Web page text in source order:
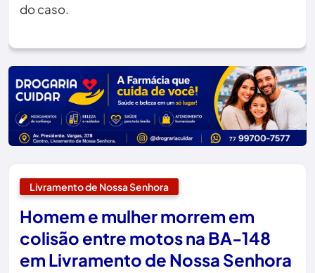
do caso.
Livramento de Nossa Senhora
Homem e mulher morrem em
colisão entre motos na BA-148
em Livramento de Nossa Senhora